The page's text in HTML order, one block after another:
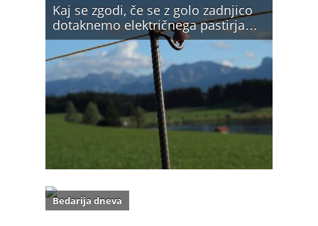
Kaj se zgodi, če se z golo zadnjico
dotaknemo električnega pastirja…
Bedarija dneva